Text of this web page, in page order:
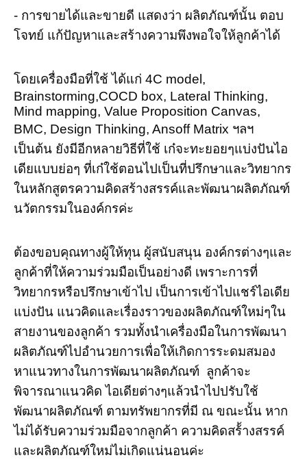
- การขายได้และขายดี แสดงว่า ผลิตภัณฑ์นั้น ตอบ
โจทย์ แก้ปัญหาและสร้างความพึงพอใจให้ลูกค้าได้
โดยเครื่องมือที่ใช้ ได้แก่ 4C model,
Brainstorming,COCD box, Lateral Thinking,
Mind mapping, Value Proposition Canvas,
BMC, Design Thinking, Ansoff Matrix ฯลฯ
เป็นต้น ยังมีอีกหลายวิธีที่ใช้ เก๋จะทะยอยๆแบ่งปันไอ
เดียแบบย่อๆ ที่เก๋ใช้ตอนไปเป็นที่ปรึกษาและวิทยากร
ในหลักสูตรความคิดสร้างสรรค์และพัฒนาผลิตภัณฑ์
นวัตกรรมในองค์กรค่ะ
ต้องขอบคุณทางผู้ให้ทุน ผู้สนับสนุน องค์กรต่างๆและ
ลูกค้าที่ให้ความร่วมมือเป็นอย่างดี เพราะการที่
วิทยากรหรือปรึกษาเข้าไป เป็นการเข้าไปแชร์ไอเดีย
แบ่งปัน แนวคิดและเรื่องราวของผลิตภัณฑ์ใหม่ๆใน
สายงานของลูกค้า รวมทั้งนำเครื่องมือในการพัฒนา
ผลิตภัณฑ์ไปอำนวยการเพื่อให้เกิดการระดมสมอง
หาแนวทางในการพัฒนาผลิตภัณฑ์ ลูกค้าจะ
พิจารณาแนวคิด ไอเดียต่างๆแล้วนำไปปรับใช้
พัฒนาผลิตภัณฑ์ ตามทรัพยากรที่มี ณ ขณะนั้น หาก
ไม่ได้รับความร่วมมือจากลูกค้า ความคิดสร้้างสรรค์
และผลิตภัณฑ์ใหม่ไม่เกิดแน่นอนค่ะ